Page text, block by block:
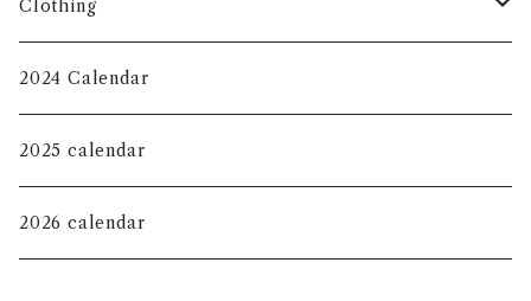
Eco Bag
Key Chain
Jewelry Tray
Magnet
Clothing
T-shirt
KIDS
Long sleeve shirt
Sweat shirt
2024 Calendar
2025 calendar
2026 calendar